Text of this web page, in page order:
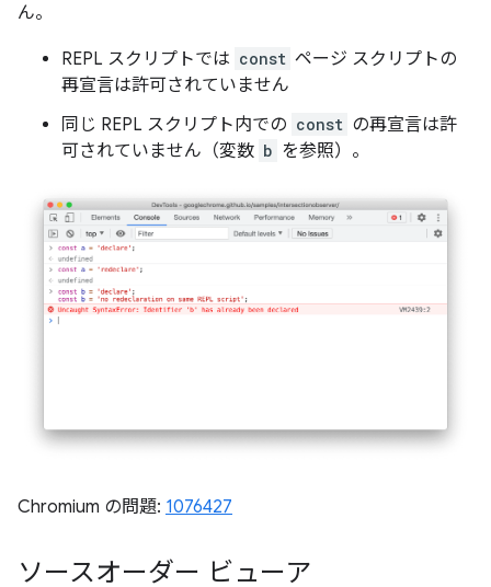
ん。
REPL スクリプトでは const ページ スクリプトの
再宣言は許可されていません
同じ REPL スクリプト内での const の再宣言は許
可されていません（変数 b を参照）。
Chromium の問題: 1076427
ソースオーダー ビューア